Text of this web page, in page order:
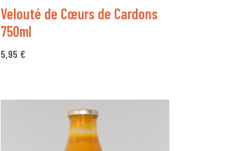
Velouté de Cœurs de Cardons
750ml
5,95 €